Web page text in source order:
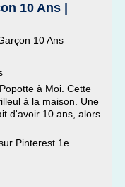
10 Ans |
10 Ans
à Moi. Cette
à la maison. Une
d'avoir 10 ans, alors
Pinterest 1e.